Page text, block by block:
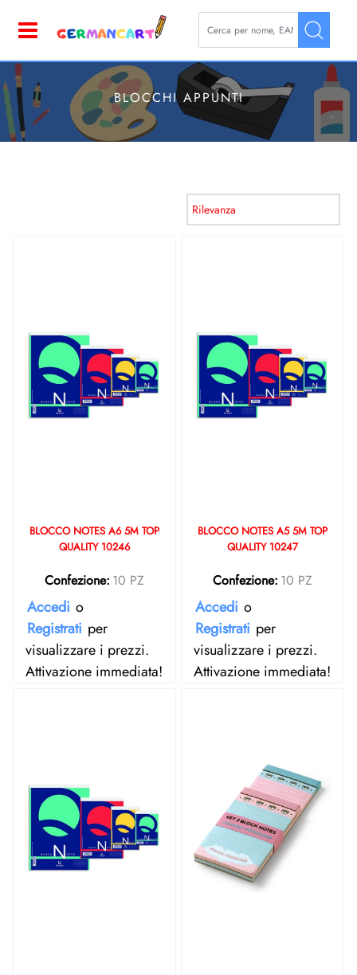
La modifica di un filtro
BLOCCHI APPUNTI
BLOCCO NOTES A6 5M TOP
QUALITY 10246
Confezione: 10 PZ
Accedi o
Registrati per
visualizzare i prezzi.
Attivazione immediata!
BLOCCO NOTES A5 5M TOP
QUALITY 10247
Confezione: 10 PZ
Accedi o
Registrati per
visualizzare i prezzi.
Attivazione immediata!